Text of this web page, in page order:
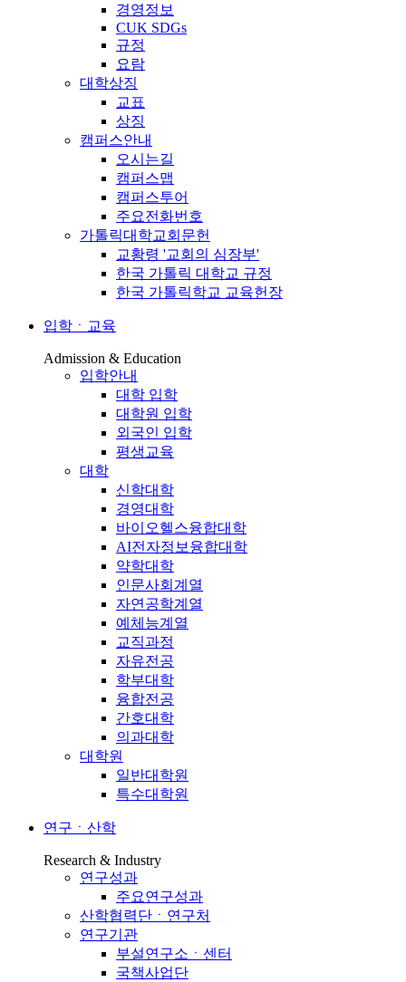
경영정보
CUK SDGs
규정
요람
대학상징
교표
상징
캠퍼스안내
오시는길
캠퍼스맵
캠퍼스투어
주요전화번호
가톨릭대학교회문헌
교황령 '교회의 심장부'
한국 가톨릭 대학교 규정
한국 가톨릭학교 교육헌장
입학ㆍ교육
Admission & Education
입학안내
대학 입학
대학원 입학
외국인 입학
평생교육
대학
신학대학
경영대학
바이오헬스융합대학
AI전자정보융합대학
약학대학
인문사회계열
자연공학계열
예체능계열
교직과정
자유전공
학부대학
융합전공
간호대학
의과대학
대학원
일반대학원
특수대학원
연구ㆍ산학
Research & Industry
연구성과
주요연구성과
산학협력단ㆍ연구처
연구기관
부설연구소ㆍ센터
국책사업단